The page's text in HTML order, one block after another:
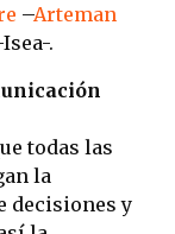
–Arteman
.
todas las
la
decisiones y